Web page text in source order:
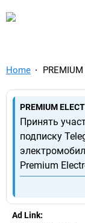
Home
PREMIUM
Принять
подписку
Premium
Ad Link: